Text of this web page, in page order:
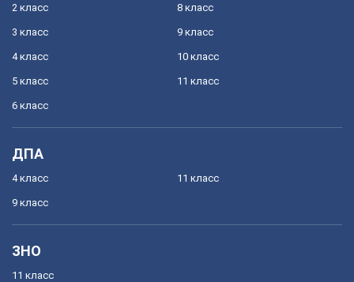
2 класс
3 класс
4 класс
5 класс
6 класс
8 класс
9 класс
10 класс
11 класс
ДПА
4 класс
9 класс
11 класс
ЗНО
11 класс